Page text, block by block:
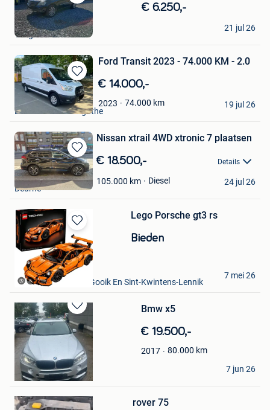
Bewaren
in
Mijn
Favorieten
€ 6.250,-
James Droogmans
Tongeren
21 jul 26
Bewaren
in
Mijn
Favorieten
Ford Transit 2023 - 74.000 KM - 2.0
€ 14.000,-
2023 74.000 km
James Bond
Berchem-Sainte-Agathe
19 jul 26
Bewaren
in
Mijn
Favorieten
Nissan xtrail 4WD xtronic 7 plaatsen
€ 18.500,- Details
105.000 km Diesel
james
Deurne
24 jul 26
Bewaren
in
Mijn
Favorieten
Lego Porsche gt3 rs
Bieden
Brigitte Ver
Roosdaal+Deel Van Gooik En Sint-Kwintens-Lennik
7 mei 26
Bewaren
in
Mijn
Favorieten
Bmw x5
€ 19.500,-
2017 80.000 km
James
Moorslede
7 jun 26
Bewaren
Mijn
rover 75